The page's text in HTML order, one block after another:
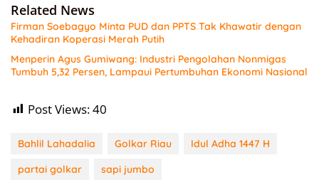
Related News
Firman Soebagyo Minta PUD dan PPTS Tak Khawatir dengan
Kehadiran Koperasi Merah Putih
Menperin Agus Gumiwang: Industri Pengolahan Nonmigas
Tumbuh 5,32 Persen, Lampaui Pertumbuhan Ekonomi Nasional
Post Views:40
Bahlil Lahadalia Golkar Riau
Idul Adha 1447 H
partai golkar
sapi jumbo